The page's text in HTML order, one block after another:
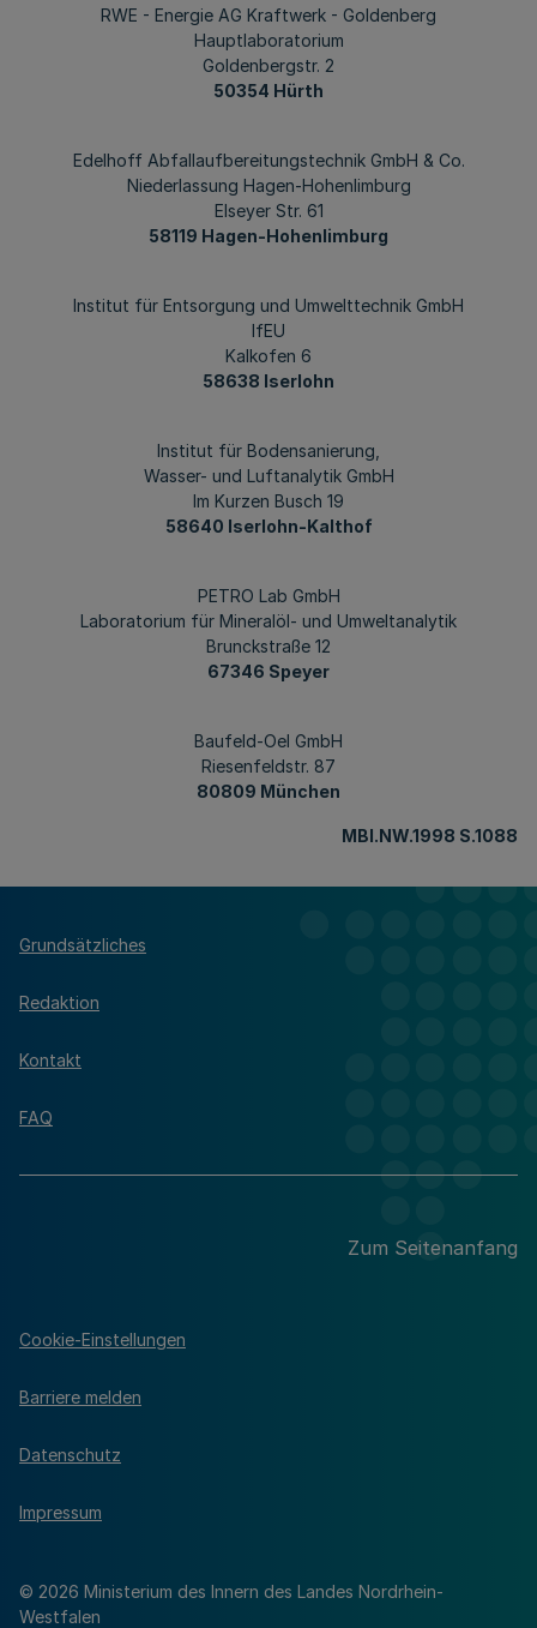
RWE - Energie AG Kraftwerk - Goldenberg
Hauptlaboratorium
Goldenbergstr. 2
50354 Hürth
Edelhoff Abfallaufbereitungstechnik GmbH & Co.
Niederlassung Hagen-Hohenlimburg
Elseyer Str. 61
58119 Hagen-Hohenlimburg
Institut für Entsorgung und Umwelttechnik GmbH
IfEU
Kalkofen 6
58638 Iserlohn
Institut für Bodensanierung,
Wasser- und Luftanalytik GmbH
Im Kurzen Busch 19
58640 Iserlohn-Kalthof
PETRO Lab GmbH
Laboratorium für Mineralöl- und Umweltanalytik
Brunckstraße 12
67346 Speyer
Baufeld-Oel GmbH
Riesenfeldstr. 87
80809 München
MBl.NW.1998 S.1088
Grundsätzliches
Redaktion
Kontakt
FAQ
Zum Seitenanfang
© 2026 Ministerium des Innern des Landes Nordrhein-
Westfalen
Cookie-Einstellungen
Barriere melden
Datenschutz
Impressum